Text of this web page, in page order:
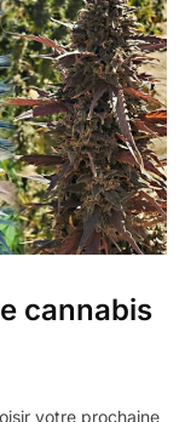
cannabis
votre prochaine